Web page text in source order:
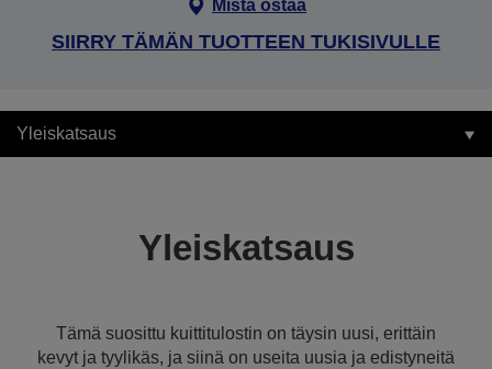
Mistä ostaa
SIIRRY TÄMÄN TUOTTEEN TUKISIVULLE
Yleiskatsaus
Yleiskatsaus
Tämä suosittu kuittitulostin on täysin uusi, erittäin
kevyt ja tyylikäs, ja siinä on useita uusia ja edistyneitä